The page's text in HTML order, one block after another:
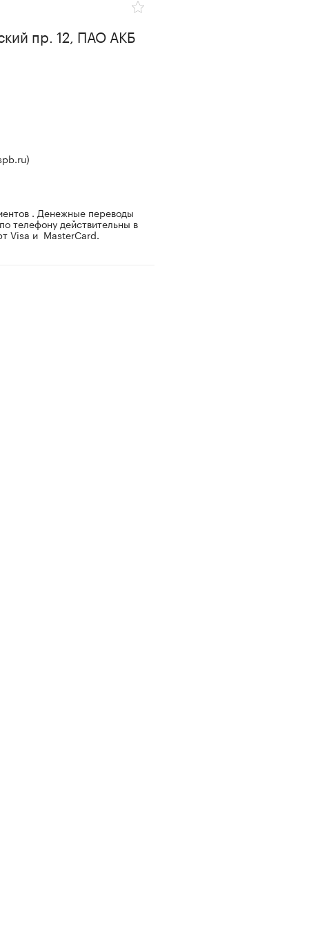
пр. 12, ПАО АКБ
. Денежные переводы
телефону действительны в
Visa и MasterCard.